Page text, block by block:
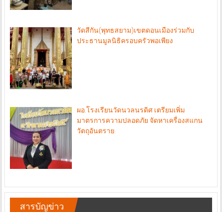
วัดสีกัน(พุทธสยาม)เขตดอนเมืองร่วมกับ
ประธานมูลนิธิครอบครัวพอเพียง
ผอ.โรงเรียนวัดนวลนรดิศ เตรียมเพิ่ม
มาตรการความปลอดภัย จัดหาเครื่องสแกน
วัตถุอันตราย
สารบัญข่าว